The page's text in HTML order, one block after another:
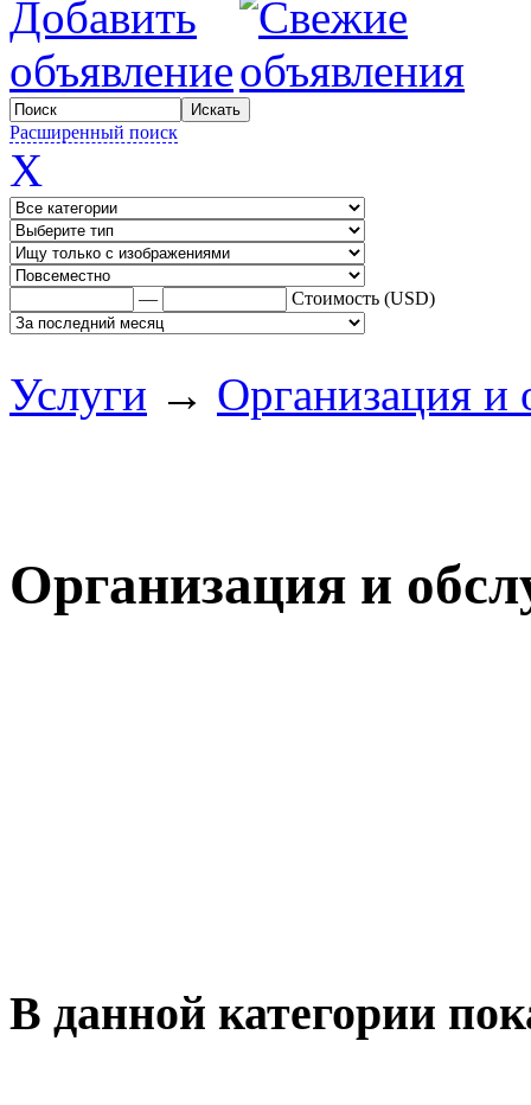
Расширенный поиск
X
— Стоимость (USD)
Услуги → Организация и
Организация и
В данной категории